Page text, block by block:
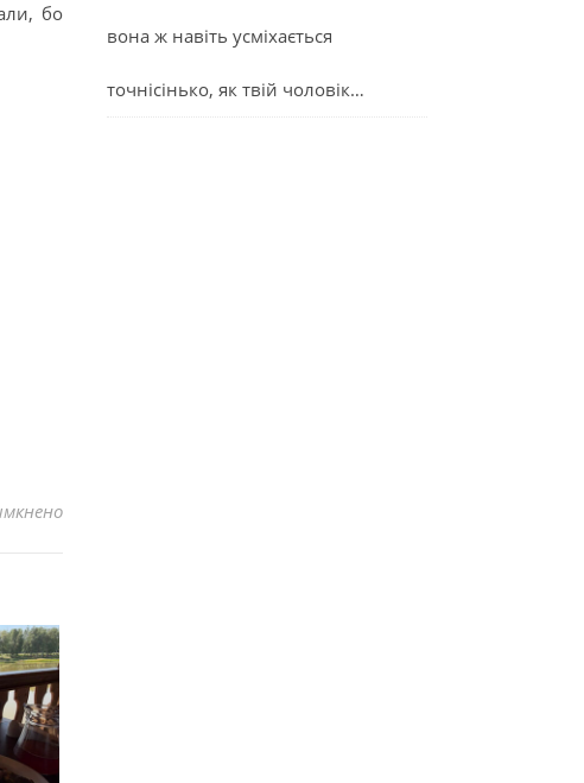
бо
до Мені соромно, що в 42 мене досі утримують батьки.
вона ж навіть усміхається
точнісінько, як твій чоловік…